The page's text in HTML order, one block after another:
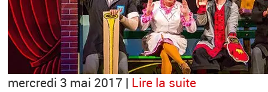
mercredi 3 mai 2017 | Lire la suite